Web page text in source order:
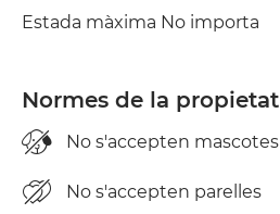
Estada màxima No importa
Normes de la propietat
No s'accepten mascotes
No s'accepten parelles